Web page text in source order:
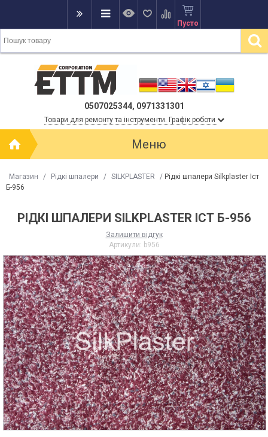
Пусто
0507025344, 0971331301
Товари для ремонту та інструменти. Графік роботи
Меню
Магазин / Рідкі шпалери / SILKPLASTER / Рідкі шпалери Silkplaster Іст
Б-956
РІДКІ ШПАЛЕРИ SILKPLASTER ІСТ Б-956
Залишити відгук
Артикули: b956